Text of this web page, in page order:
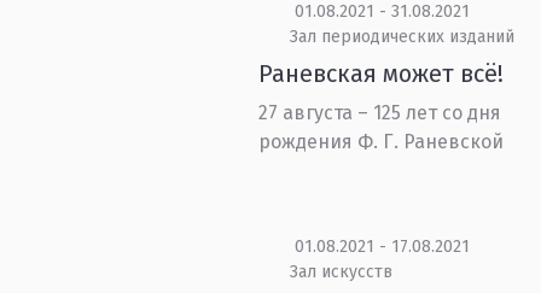
01.08.2021 - 31.08.2021
Зал периодических изданий
Раневская может всё!
27 августа – 125 лет со дня
рождения Ф. Г. Раневской
01.08.2021 - 17.08.2021
Зал искусств